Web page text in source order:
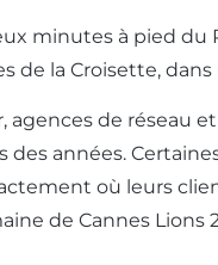
minutes à pied du
de la Croisette,
agences de réseau
années.
où leurs
de Cannes Lions